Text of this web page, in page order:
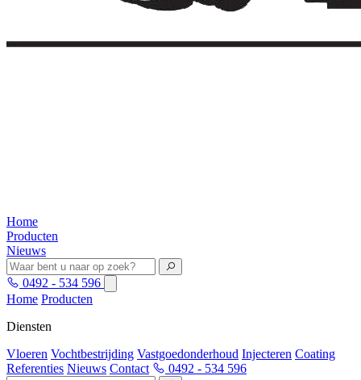
Home
Producten
Nieuws
0492 - 534 596
Home Producten
Diensten
Vloeren Vochtbestrijding Vastgoedonderhoud Injecteren Coating
Referenties Nieuws Contact 0492 - 534 596